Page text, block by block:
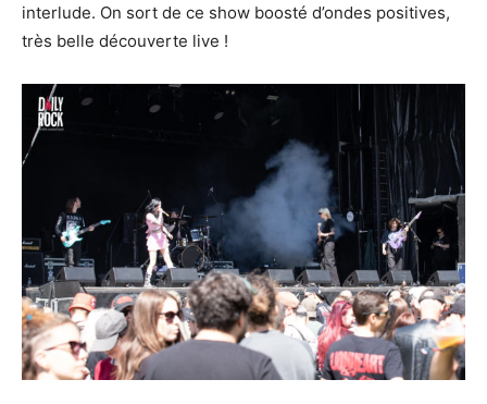
interlude. On sort de ce show boosté d’ondes positives,
très belle découverte live !